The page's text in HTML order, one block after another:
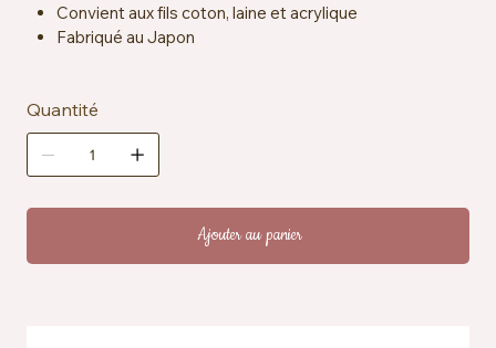
Convient aux fils coton, laine et acrylique
Fabriqué au Japon
Quantité
Ajouter au panier